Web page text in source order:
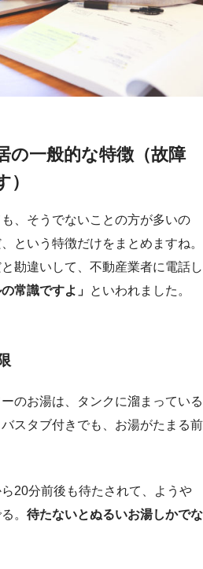
の一般的な特徴（故障
、そうでないことの方が多いの
という特徴だけをまとめますね。
勘違いして、不動産業者に電話し
常識ですよ」 といわれました。
のお湯は、タンクに溜まっている
スタブ付きでも、お湯がたまる前
20分前後も待たされて、ようや
。 待たないとぬるいお湯しかでな